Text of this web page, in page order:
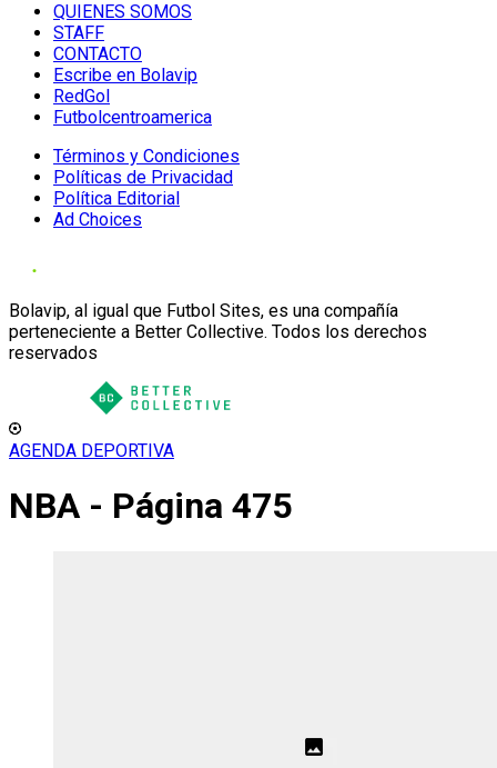
QUIENES SOMOS
STAFF
CONTACTO
Escribe en Bolavip
RedGol
Futbolcentroamerica
Términos y Condiciones
Políticas de Privacidad
Política Editorial
Ad Choices
Bolavip, al igual que Futbol Sites, es una compañía
perteneciente a Better Collective. Todos los derechos
reservados
AGENDA DEPORTIVA
NBA - Página 475